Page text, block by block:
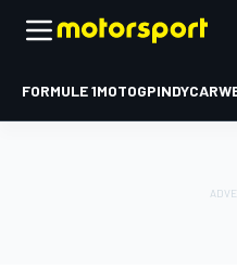
FORMULE 1MOTOGPINDYCAR